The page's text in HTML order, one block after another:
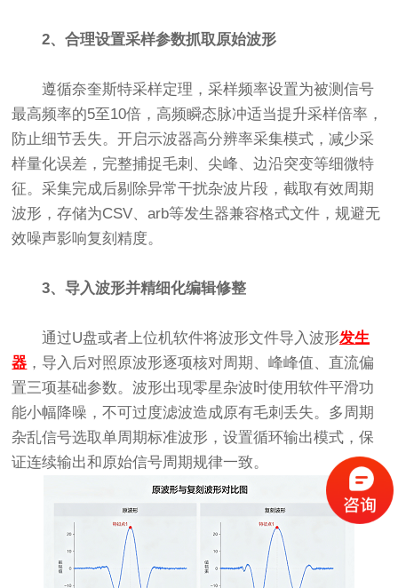
2、合理设置采样参数抓取原始波形
遵循奈奎斯特采样定理，采样频率设置为被测信号
最高频率的5至10倍，高频瞬态脉冲适当提升采样倍率，
防止细节丢失。开启示波器高分辨率采集模式，减少采
样量化误差，完整捕捉毛刺、尖峰、边沿突变等细微特
征。采集完成后剔除异常干扰杂波片段，截取有效周期
波形，存储为CSV、arb等发生器兼容格式文件，规避无
效噪声影响复刻精度。
3、导入波形并精细化编辑修整
通过U盘或者上位机软件将波形文件导入波形发生
器 ，导入后对照原波形逐项核对周期、峰峰值、直流偏
置三项基础参数。波形出现零星杂波时使用软件平滑功
能小幅降噪，不可过度滤波造成原有毛刺丢失。多周期
杂乱信号选取单周期标准波形，设置循环输出模式，保
证连续输出和原始信号周期规律一致。